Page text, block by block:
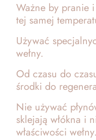
Ważne by pranie
tej samej
Używać
wełny.
Od czasu do
środki do
Nie używać
sklejają włókna i
właściwości wełny.